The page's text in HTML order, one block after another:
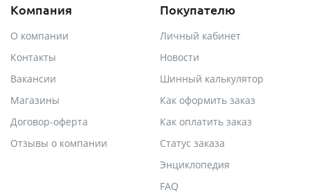
Компания
О компании
Контакты
Вакансии
Магазины
Договор-оферта
Отзывы о компании
Покупателю
Личный кабинет
Новости
Шинный калькулятор
Как оформить заказ
Как оплатить заказ
Статус заказа
Энциклопедия
FAQ